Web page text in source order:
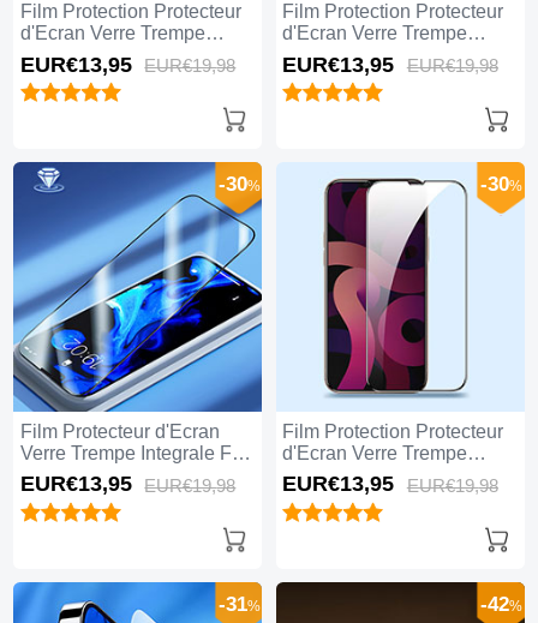
Film Protection Protecteur
d'Ecran Verre Trempe
Integrale U07 pour Apple
iPhone 15 Pro Max Noir
EUR€13,95 EUR€19,98
Film Protection Protecteur
d'Ecran Verre Trempe
Integrale U03 pour Apple
iPhone 15 Pro Max Noir
EUR€13,95 EUR€19,98
Film Protecteur d'Ecran
Verre Trempe Integrale F02
pour Apple iPhone 15 Pro
Max Noir
-30%
EUR€13,95 EUR€19,98
Film Protection Protecteur
d'Ecran Verre Trempe
Integrale F09 pour Apple
iPhone 15 Pro Max Noir
-30%
EUR€13,95 EUR€19,98
-31% -42%